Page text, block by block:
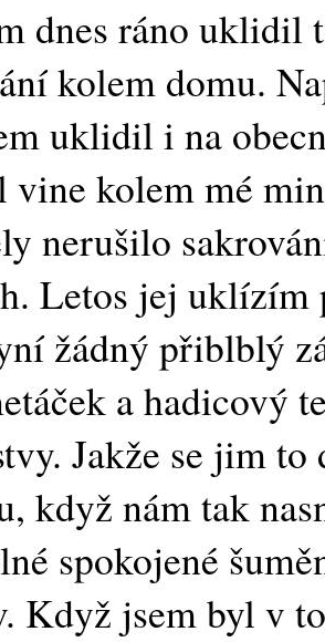
dnes ráno uklidil
kolem domu.
uklidil i na
vine kolem mé
nerušilo
Letos jej
žádný přiblblý
a hadicový
Jakže se jim
když nám tak
spokojené
Když jsem byl v